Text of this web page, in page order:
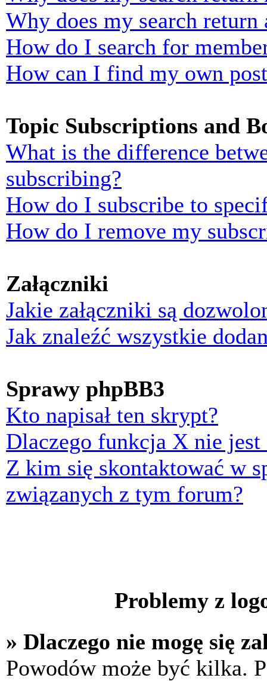
Why does my search return
How do I search for
How can I find my own
Topic Subscriptions and
What is the difference
subscribing?
How do I subscribe to
How do I remove my
Załączniki
Jakie załączniki są
Jak znaleźć wszystkie
Sprawy phpBB3
Kto napisał ten skrypt?
Dlaczego funkcja X nie jest
Z kim się skontaktować w
związanych z tym forum?
Problemy z
» Dlaczego nie mogę się
Powodów może być kilka.